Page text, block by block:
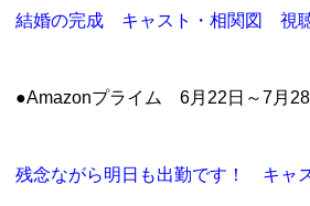
結婚の完成 キャスト・相関図 視
●Amazonプライム 6月22日～7月28
残念ながら明日も出勤です！ キャ